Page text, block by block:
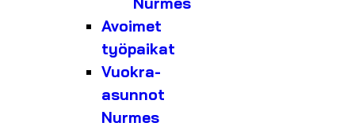
Avoimet
työpaikat
Vuokra-
asunnot
Nurmes